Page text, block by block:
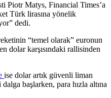
Piotr Matys, Financial Times’a
Türk lirasına yönelik
dedi.
“temel olarak” euronun
dolar karşısındaki rallisinden
ise dolar artık güvenli liman
başlarken, para hızla altına